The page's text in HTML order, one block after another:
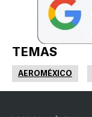
TEMAS
AEROMÉXICO